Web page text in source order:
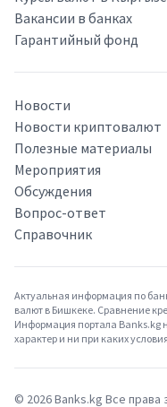
Вакансии в банках
Гарантийный фонд
Новости
Новости криптовалют
Полезные материалы
Мероприятия
Обсуждения
Вопрос-ответ
Справочник
Актуальная информация по
валют в Бишкеке. Сравнение
Информация портала Banks.kg
характер и ни при каких
© 2026Banks.kg Все